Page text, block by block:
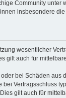
Community unter
insbesondere
wesentlicher
gilt auch für
bei Schäden aus
Vertragsschluss
gilt auch für